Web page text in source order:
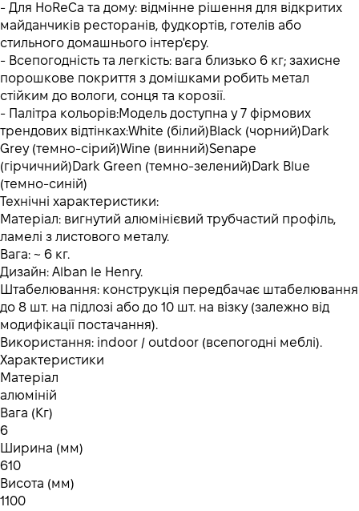
- Для HoReCa та дому: відмінне рішення для відкритих
майданчиків ресторанів, фудкортів, готелів або
стильного домашнього інтер'єру.
- Всепогодність та легкість: вага близько 6 кг; захисне
порошкове покриття з домішками робить метал
стійким до вологи, сонця та корозії.
- Палітра кольорів:Модель доступна у 7 фірмових
трендових відтінках:White (білий)Black (чорний)Dark
Grey (темно-сірий)Wine (винний)Senape
(гірчичний)Dark Green (темно-зелений)Dark Blue
(темно-синій)
Технічні характеристики:
Матеріал: вигнутий алюмінієвий трубчастий профіль,
ламелі з листового металу.
Вага: ~ 6 кг.
Дизайн: Alban le Henry.
Штабелювання: конструкція передбачає штабелювання
до 8 шт. на підлозі або до 10 шт. на візку (залежно від
модифікації постачання).
Використання: indoor / outdoor (всепогодні меблі).
Характеристики
Матеріал
алюміній
Вага (Кг)
6
Ширина (мм)
610
Висота (мм)
1100